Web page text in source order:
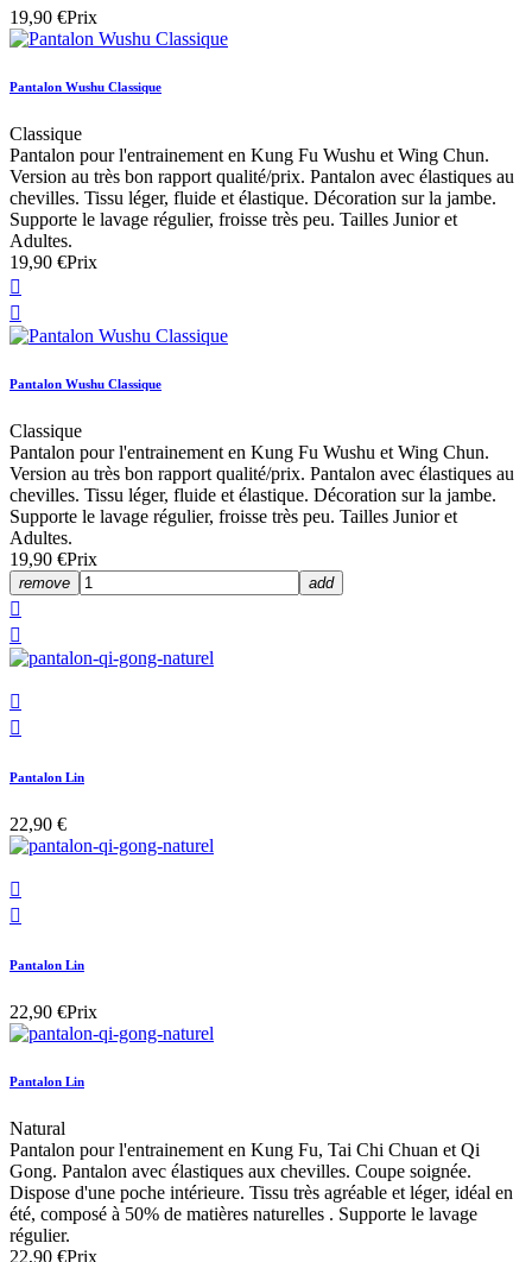
19,90 €Prix
Pantalon Wushu Classique
Classique
Pantalon pour l'entrainement en Kung Fu Wushu et Wing Chun.
Version au très bon rapport qualité/prix. Pantalon avec élastiques au
chevilles. Tissu léger, fluide et élastique. Décoration sur la jambe.
Supporte le lavage régulier, froisse très peu. Tailles Junior et
Adultes.
19,90 €Prix


Pantalon Wushu Classique
Classique
Pantalon pour l'entrainement en Kung Fu Wushu et Wing Chun.
Version au très bon rapport qualité/prix. Pantalon avec élastiques au
chevilles. Tissu léger, fluide et élastique. Décoration sur la jambe.
Supporte le lavage régulier, froisse très peu. Tailles Junior et
Adultes.
19,90 €Prix
remove add




Pantalon Lin
22,90 €


Pantalon Lin
22,90 €Prix
Pantalon Lin
Natural
Pantalon pour l'entrainement en Kung Fu, Tai Chi Chuan et Qi
Gong. Pantalon avec élastiques aux chevilles. Coupe soignée.
Dispose d'une poche intérieure. Tissu très agréable et léger, idéal en
été, composé à 50% de matières naturelles . Supporte le lavage
régulier.
22,90 €Prix